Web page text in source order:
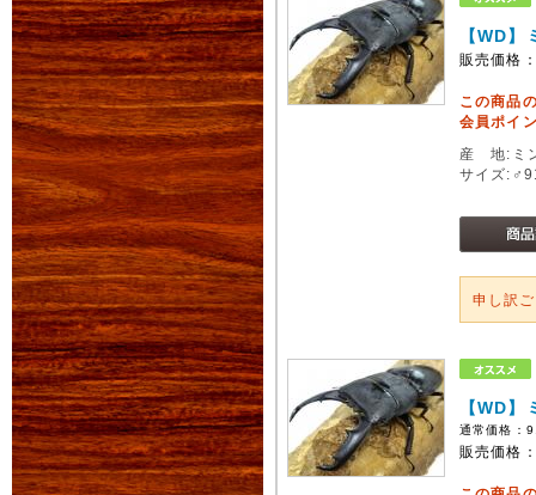
【WD
販売価格
この商品
会員ポイ
産 地:ミ
サイズ
申し訳
【WD
通常価格：
販売価格